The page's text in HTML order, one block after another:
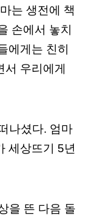
는 생전에 책
손에서 놓치
에게는 친히
우리에게
나셨다. 엄마
세상뜨기 5년
을 뜬 다음 돌